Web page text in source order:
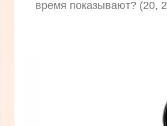
время показывают? (20,